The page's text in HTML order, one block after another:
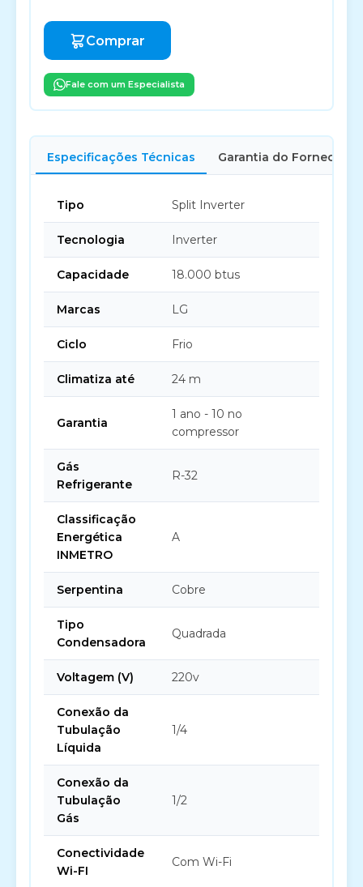
Comprar
Fale com um Especialista
Especificações Técnicas Garantia do Fornecedor
Tipo Split Inverter
Tecnologia Inverter
Capacidade 18.000 btus
Marcas LG
Ciclo Frio
Climatiza até 24 m
Garantia
1 ano - 10 no
compressor
Gás
Refrigerante
R-32
Classificação
Energética
INMETRO
A
Serpentina Cobre
Tipo
Condensadora
Quadrada
Voltagem (V) 220v
Conexão da
Tubulação
Líquida
1/4
Conexão da
Tubulação
Gás
1/2
Conectividade
Wi-FI
Com Wi-Fi